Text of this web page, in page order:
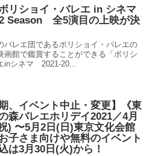
リショイ・バレエ in シネマ
Season 全5演目の上映が決
バレエ団であるボリショイ・バレエの
画館で鑑賞することができる「ボリシ
inシネマ 2021-20...
、イベント中止・変更】《東
森バレエホリデイ2021／4月
) 〜5月2日(日)東京文化会館
子さま向けや無料のイベント
は3月30日(火)から！